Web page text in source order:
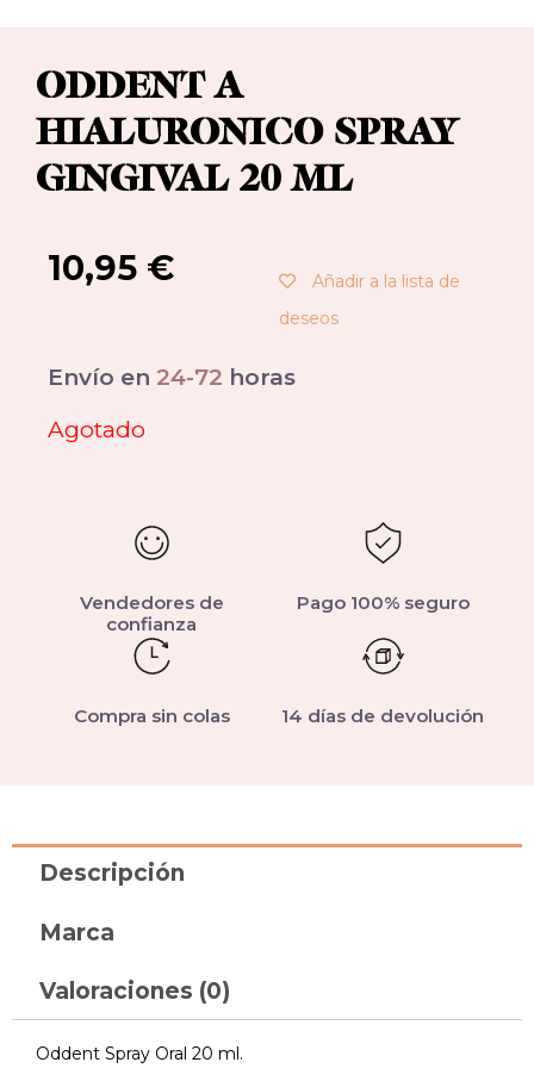
ODDENT A
HIALURONICO SPRAY
GINGIVAL 20 ML
10,95 €
Añadir a la lista de
deseos
Envío en 24-72 horas
Agotado
Vendedores de
confianza
Pago 100% seguro
Compra sin colas 14 días de devolución
Descripción
Marca
Valoraciones (0)
Oddent Spray Oral 20 ml.